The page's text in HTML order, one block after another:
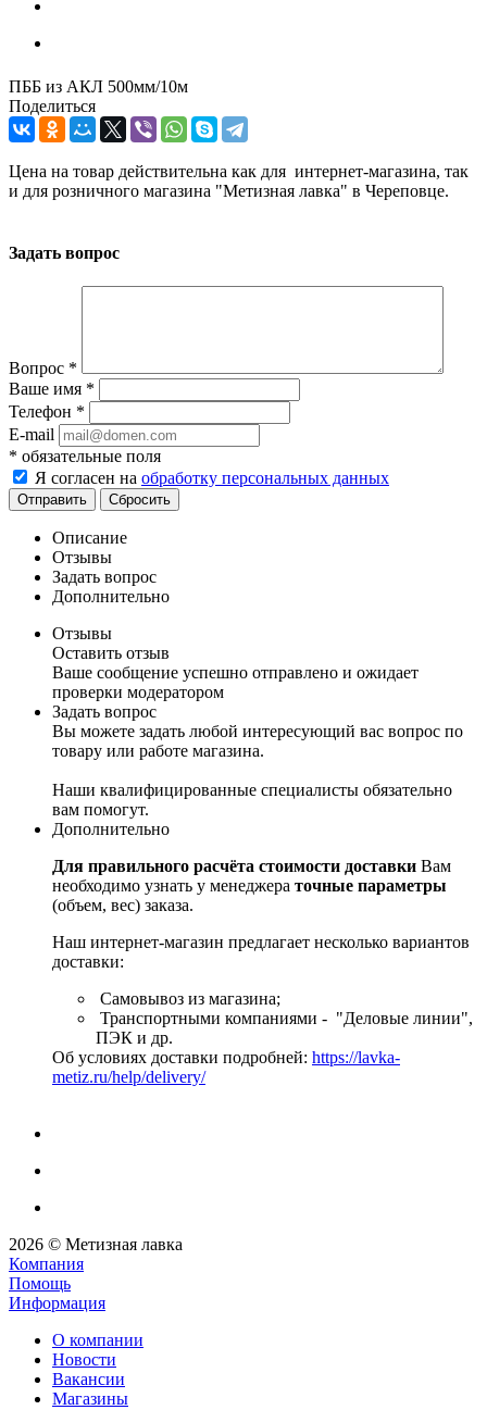
ПББ из АКЛ 500мм/10м
Поделиться
Цена на товар действительна как для интернет-магазина, так
и для розничного магазина "Метизная лавка" в Череповце.
Задать вопрос
Вопрос *
Ваше имя *
Телефон *
E-mail
* обязательные поля
Я согласен на обработку персональных данных
Сбросить
Описание
Отзывы
Задать вопрос
Дополнительно
Отзывы
Оставить отзыв
Ваше сообщение успешно отправлено и ожидает
проверки модератором
Задать вопрос
Вы можете задать любой интересующий вас вопрос по
товару или работе магазина.
Наши квалифицированные специалисты обязательно
вам помогут.
Дополнительно
Для правильного расчёта стоимости доставки Вам
необходимо узнать у менеджера точные параметры
(объем, вес) заказа.
Наш интернет-магазин предлагает несколько вариантов
доставки:
Самовывоз из магазина;
Транспортными компаниями - "Деловые линии",
ПЭК и др.
Об условиях доставки подробней: https://lavka-
metiz.ru/help/delivery/
2026 © Метизная лавка
Компания
Помощь
Информация
О компании
Новости
Вакансии
Магазины